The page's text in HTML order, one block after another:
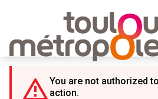
You are not authorized
action.